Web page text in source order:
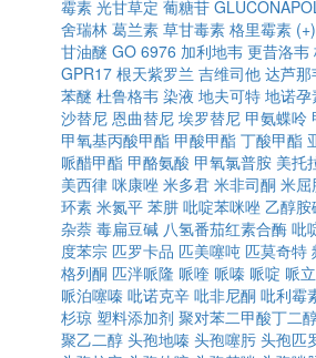
霉素 光甘草定 葡糖苷
舍瑞林 葛兰素 草甘毒素 格里霉素
甘油醚 GO 6976 加利地韦 更昔洛韦
GPR17 根天紫罗兰 吉维司他 达芦那
苯醚 杜鲁格韦 染液 地夫可特 地诺孕
沙替尼 恩曲替尼 埃罗替尼 甲氨蝶呤
甲氧基丙酸甲酯 甲酸甲酯 丁酸甲酯
哌醋甲酯 甲酪氨酸 甲氧氯普胺 美托
美西律 咪康唑 米多君 米非司酮 米屈
环素 米氮平 苯肼 吡啶苯咪唑 乙醇
杂萘 毒扁豆碱 八氢番茄红素合酶 吡
度苯宗 匹罗卡品 匹美噻吨 匹莫奇特
格列酮 匹泮哌隆 哌喹 哌嗪 哌啶 哌
哌泊噻嗪 吡诺克辛 吡非尼酮 吡利霉
杉琼 塑料添加剂 聚对苯二甲酸丁二
聚乙二醇 头孢地嗪 头孢噻肟 头孢匹